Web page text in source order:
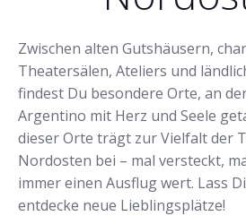
Zwischen alten Gutshäusern,
Theatersälen, Ateliers und
findest Du besondere Orte, an
Argentino mit Herz und Seele
dieser Orte trägt zur Vielfalt der
Nordosten bei – mal versteckt,
immer einen Ausflug wert. Lass
entdecke neue Lieblingsplätze!